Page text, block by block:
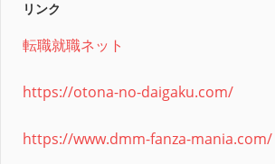
リンク
転職就職ネット
https://otona-no-daigaku.com/
https://www.dmm-fanza-mania.com/